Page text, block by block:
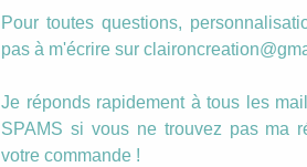
Pour toutes questions,
pas à m'écrire sur
Je réponds rapidement à tous les
SPAMS si vous ne trouvez pas ma
votre commande !